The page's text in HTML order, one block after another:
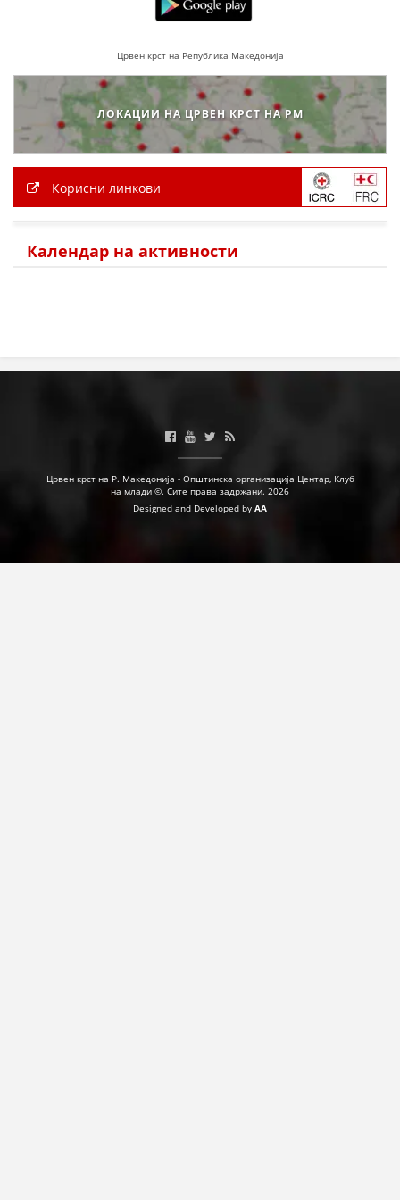
ДОГОВОРИ
ЗНАЧЕЊЕ НА СЛУЖБАТА ЗА БАРАЊЕ
ФОРМУЛАРИ ЗА БАРАЊА
ЗДРАВСТВЕНО ПРЕВЕНТИВНА ДЕЈНОСТ
ЗА НАС
ПРИРАЧНИЦИ
Црвен крст на Република Македонија
ЛОКАЦИИ НА ЦРВЕН КРСТ НА РМ
Корисни линкови
Календар на активности
Црвен крст на Р. Македонија - Општинска организација Центар, Клуб
на млади ©. Сите права задржани. 2026
Designed and Developed by AA